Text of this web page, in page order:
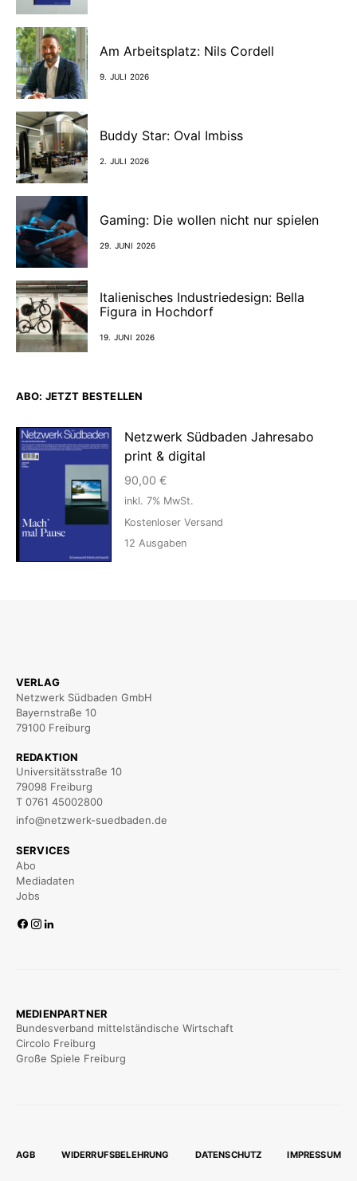
Am Arbeitsplatz: Nils Cordell
9. JULI 2026
Buddy Star: Oval Imbiss
2. JULI 2026
Gaming: Die wollen nicht nur spielen
29. JUNI 2026
Italienisches Industriedesign: Bella
Figura in Hochdorf
19. JUNI 2026
ABO: JETZT BESTELLEN
Netzwerk Südbaden Jahresabo
print & digital
90,00 €
inkl. 7% MwSt.
Kostenloser Versand
12 Ausgaben
VERLAG
Netzwerk Südbaden GmbH
Bayernstraße 10
79100 Freiburg
REDAKTION
Universitätsstraße 10
79098 Freiburg
T 0761 45002800
info@netzwerk-suedbaden.de
SERVICES
Abo
Mediadaten
Jobs
MEDIENPARTNER
Bundesverband mittelständische Wirtschaft
Circolo Freiburg
Große Spiele Freiburg
AGB WIDERRUFSBELEHRUNG DATENSCHUTZ IMPRESSUM